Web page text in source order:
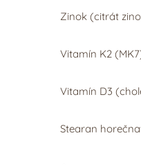
Zinok (citrát
Vitamín K2
Vitamín D3
Stearan